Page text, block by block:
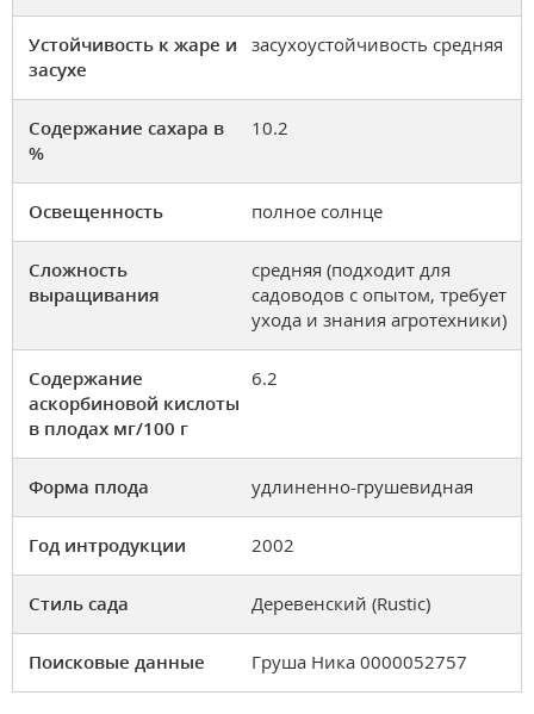
Устойчивость к жаре и
засухе
засухоустойчивость средняя
Содержание сахара в
%
10.2
Освещенность полное солнце
Сложность
выращивания
средняя (подходит для
садоводов с опытом, требует
ухода и знания агротехники)
Содержание
аскорбиновой кислоты
в плодах мг/100 г
6.2
Форма плода удлиненно-грушевидная
Год интродукции 2002
Стиль сада Деревенский (Rustic)
Поисковые данные Груша Ника 0000052757